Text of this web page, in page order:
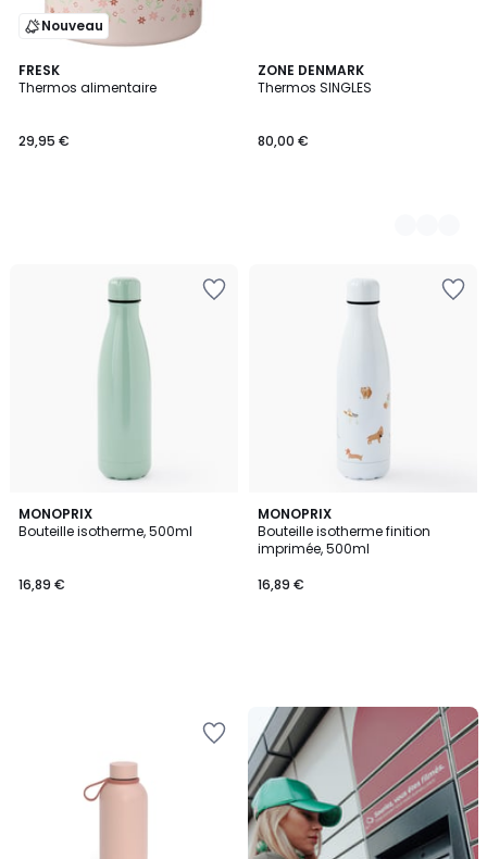
Nouveau
FRESK
Thermos alimentaire
29,95 €
ZONE DENMARK
Thermos SINGLES
80,00 €
2
Couleurs
MONOPRIX
Bouteille isotherme, 500ml
16,89 €
MONOPRIX
Bouteille isotherme finition
imprimée, 500ml
16,89 €
Nouveau
Livraison
en
Locker
Mondial
Relay